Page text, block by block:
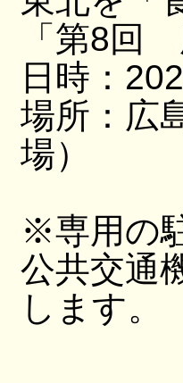
「第8回
日時：
場所：広
場）
※専用の
公共交通
します。